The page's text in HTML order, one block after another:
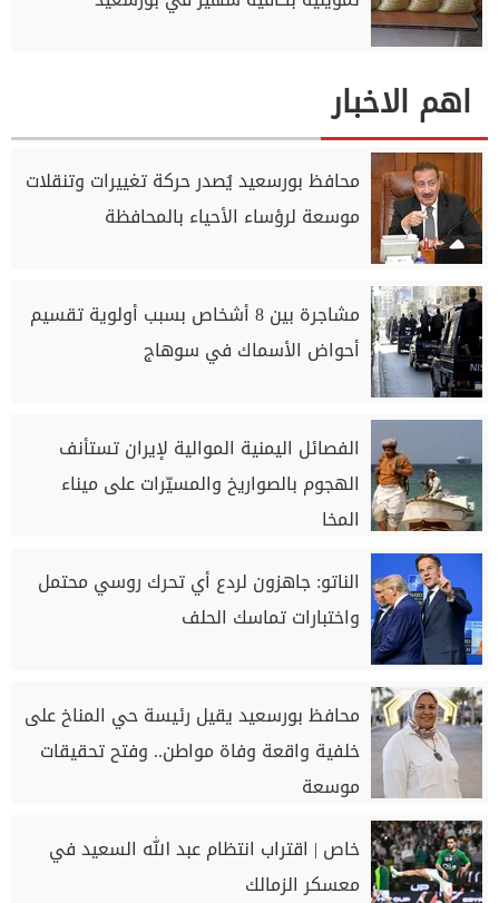
اهم الاخبار
محافظ بورسعيد يُصدر حركة تغييرات وتنقلات
موسعة لرؤساء الأحياء بالمحافظة
مشاجرة بين 8 أشخاص بسبب أولوية تقسيم
أحواض الأسماك في سوهاج
الفصائل اليمنية الموالية لإيران تستأنف
الهجوم بالصواريخ والمسيّرات على ميناء
المخا
الناتو: جاهزون لردع أي تحرك روسي محتمل
واختبارات تماسك الحلف
محافظ بورسعيد يقيل رئيسة حي المناخ على
خلفية واقعة وفاة مواطن.. وفتح تحقيقات
موسعة
خاص | اقتراب انتظام عبد الله السعيد في
معسكر الزمالك